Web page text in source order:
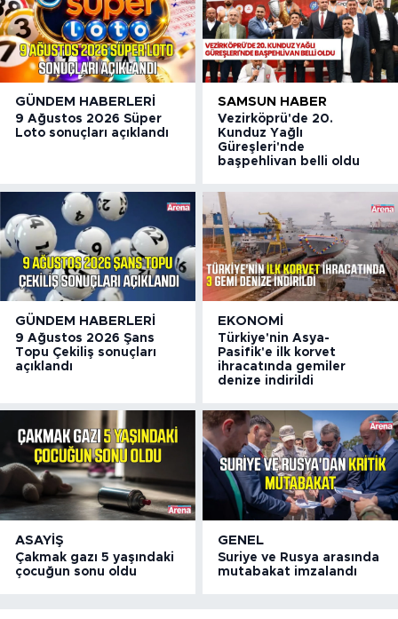
GÜNDEM HABERLERI
9 Ağustos 2026 Süper
Loto sonuçları açıklandı
SAMSUN HABER
Vezirköprü'de 20.
Kunduz Yağlı
Güreşleri'nde
başpehlivan belli oldu
GÜNDEM HABERLERI
9 Ağustos 2026 Şans
Topu Çekiliş sonuçları
açıklandı
EKONOMI
Türkiye'nin Asya-
Pasifik'e ilk korvet
ihracatında gemiler
denize indirildi
ASAYIŞ
Çakmak gazı 5 yaşındaki
çocuğun sonu oldu
GENEL
Suriye ve Rusya arasında
mutabakat imzalandı